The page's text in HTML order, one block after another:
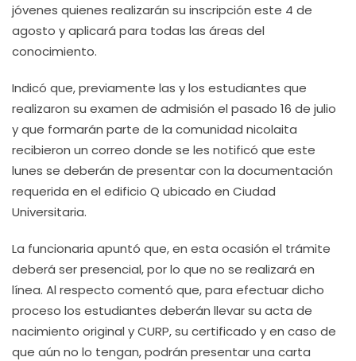
jóvenes quienes realizarán su inscripción este 4 de
agosto y aplicará para todas las áreas del
conocimiento.
Indicó que, previamente las y los estudiantes que
realizaron su examen de admisión el pasado 16 de julio
y que formarán parte de la comunidad nicolaita
recibieron un correo donde se les notificó que este
lunes se deberán de presentar con la documentación
requerida en el edificio Q ubicado en Ciudad
Universitaria.
La funcionaria apuntó que, en esta ocasión el trámite
deberá ser presencial, por lo que no se realizará en
línea. Al respecto comentó que, para efectuar dicho
proceso los estudiantes deberán llevar su acta de
nacimiento original y CURP, su certificado y en caso de
que aún no lo tengan, podrán presentar una carta